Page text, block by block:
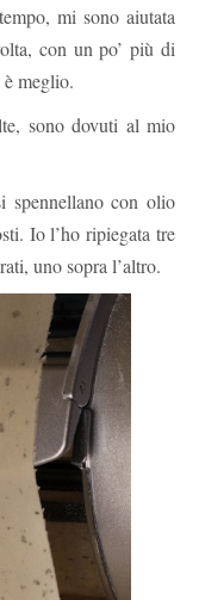
mi sono aiutata
con un po’ più di
meglio.
sono dovuti al mio
spennellano con olio
Io l’ho ripiegata tre
uno sopra l’altro.